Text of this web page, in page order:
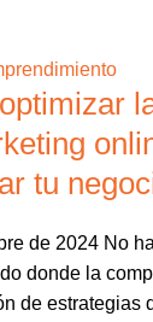
tu
de 2024 No
donde la
de estrategias